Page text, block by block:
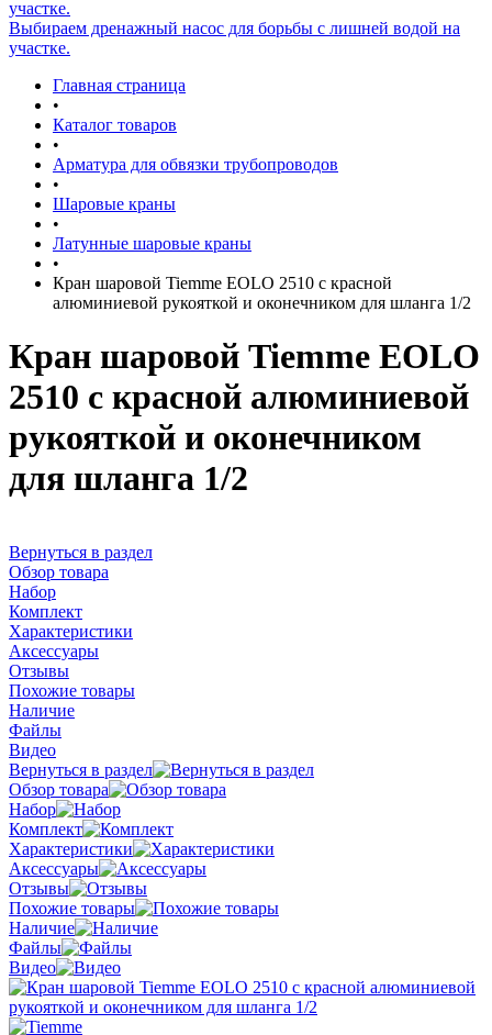
Выбираем дренажный насос для борьбы с лишней водой на
участке.
Главная страница
•
Каталог товаров
•
Арматура для обвязки трубопроводов
•
Шаровые краны
•
Латунные шаровые краны
•
Кран шаровой Tiemme EOLO 2510 с красной
алюминиевой рукояткой и оконечником для шланга 1/2
Кран шаровой Tiemme EOLO
2510 с красной алюминиевой
рукояткой и оконечником
для шланга 1/2
Вернуться в раздел
Обзор товара
Набор
Комплект
Характеристики
Аксессуары
Отзывы
Похожие товары
Наличие
Файлы
Видео
Вернуться в раздел
Обзор товара
Набор
Комплект
Характеристики
Аксессуары
Отзывы
Похожие товары
Наличие
Файлы
Видео